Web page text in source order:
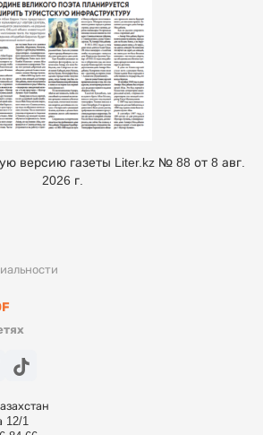
12/1
версию газеты Liter.kz № 88 от 8 авг.
2026 г.